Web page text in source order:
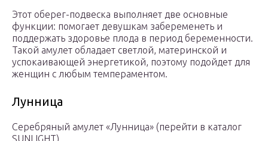
Этот оберег-подвеска выполняет две основные
функции: помогает девушкам забеременеть и
поддержать здоровье плода в период беременности.
Такой амулет обладает светлой, материнской и
успокаивающей энергетикой, поэтому подойдет для
женщин с любым темпераментом.
Лунница
Серебряный амулет «Лунница» (перейти в каталог
SUNLIGHT)